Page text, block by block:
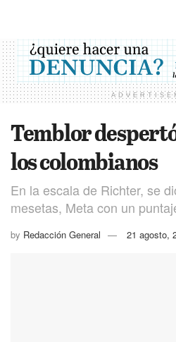
Temblor
los colombianos
En la escala de Richter, se
mesetas, Meta con un
by Redacción General 21 agosto,